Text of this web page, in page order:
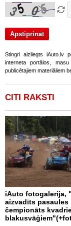
Stingri aizliegts iAuto.lv
interneta portālos,
publicētajiem materiāliem
CITI RAKSTI
iAuto fotogalerija,
aizvadīts pasaules
čempionāts